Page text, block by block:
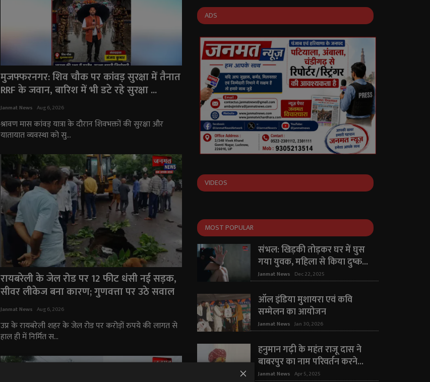
मुजफ्फरनगर: शिव चौक पर कांवड़ सुरक्षा में तैनात
RRF के जवान, बारिश में भी डटे रहे सुरक्षा ...
Janmat News Aug 6, 2026
श्रावण मास कांवड़ यात्रा के दौरान शिवभक्तों की सुरक्षा और
यातायात व्यवस्था को सु...
रायबरेली के जेल रोड पर 12 फीट धंसी नई सड़क,
सीवर लीकेज बना कारण; गुणवत्ता पर उठे सवाल
Janmat News Aug 6, 2026
उप्र के रायबरेली शहर के जेल रोड पर करोड़ों रुपये की लागत से
हाल ही में निर्मित स...
ADS
VIDEOS
MOST POPULAR
संभल: खिड़की तोड़कर घर में घुस
गया युवक, महिला से किया दुष्क...
Janmat News Dec 22, 2025
ऑल इंडिया मुशायरा एवं कवि
सम्मेलन का आयोजन
Janmat News Jan 30, 2026
हनुमान गढ़ी के महंत राजू दास ने
बाबरपुर का नाम परिवर्तन करने...
Janmat News Apr 5, 2025